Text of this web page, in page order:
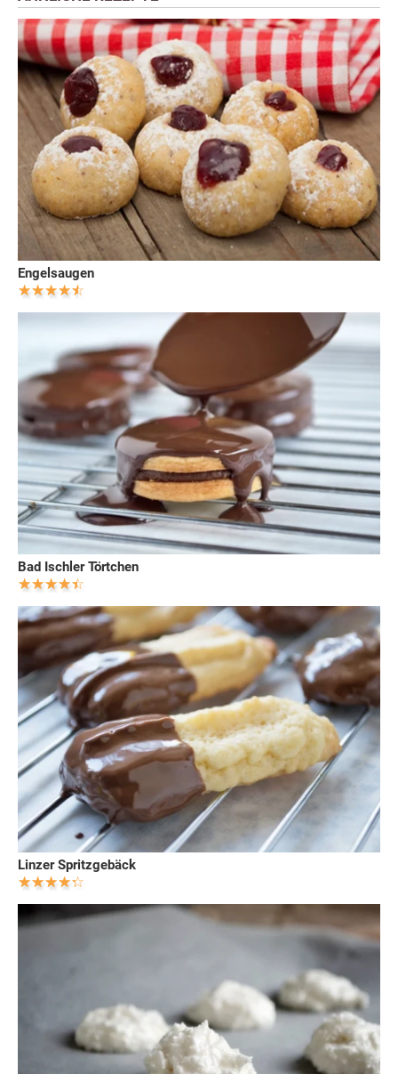
Engelsaugen
Bad Ischler Törtchen
Linzer Spritzgebäck